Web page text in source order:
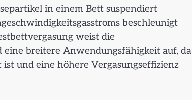
in einem Bett suspendiert
beschleunigt
weist die
breitere Anwendungsfähigkeit auf, da
und eine höhere Vergasungseffizienz